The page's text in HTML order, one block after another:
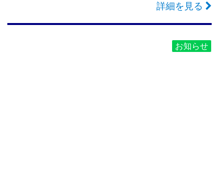
詳細を見る
お知らせ